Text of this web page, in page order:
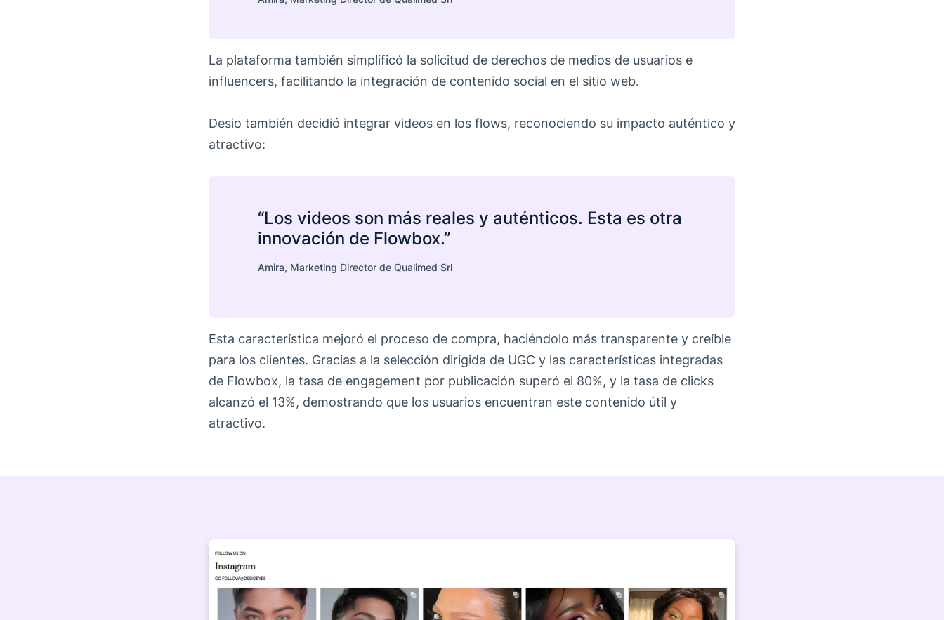
La plataforma también simplificó la solicitud de derechos de medios de usuarios e
influencers, facilitando la integración de contenido social en el sitio web.
Desio también decidió integrar videos en los flows, reconociendo su impacto auténtico y
atractivo:
“Los videos son más reales y auténticos. Esta es otra
innovación de Flowbox.”
Amira, Marketing Director de Qualimed Srl
Esta característica mejoró el proceso de compra, haciéndolo más transparente y creíble
para los clientes. Gracias a la selección dirigida de UGC y las características integradas
de Flowbox, la tasa de engagement por publicación superó el 80%, y la tasa de clicks
alcanzó el 13%, demostrando que los usuarios encuentran este contenido útil y
atractivo.